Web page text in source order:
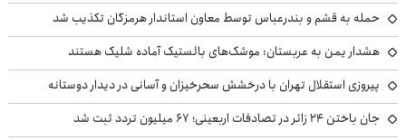
حمله به قشم و بندرعباس توسط معاون استاندار هرمزگان تکذیب شد
هشدار یمن به عربستان: موشک‌های بالستیک آماده شلیک هستند
پیروزی استقلال تهران با درخشش سحرخیزان و آسانی در دیدار دوستانه
جان باختن ۲۴ زائر در تصادفات اربعینی؛ ۶۷ میلیون تردد ثبت شد